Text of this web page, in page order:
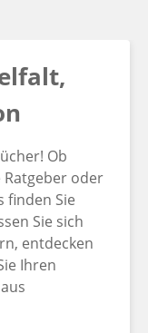
Ob
oder
finden Sie
Sie sich
entdecken
Ihren